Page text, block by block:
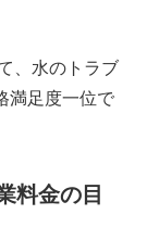
、水のトラブ
満足度一位で
料金の目